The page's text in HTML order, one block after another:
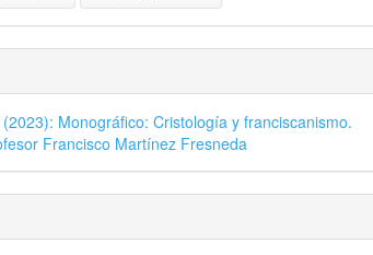
Monográfico: Cristología y franciscanismo.
Francisco Martínez Fresneda